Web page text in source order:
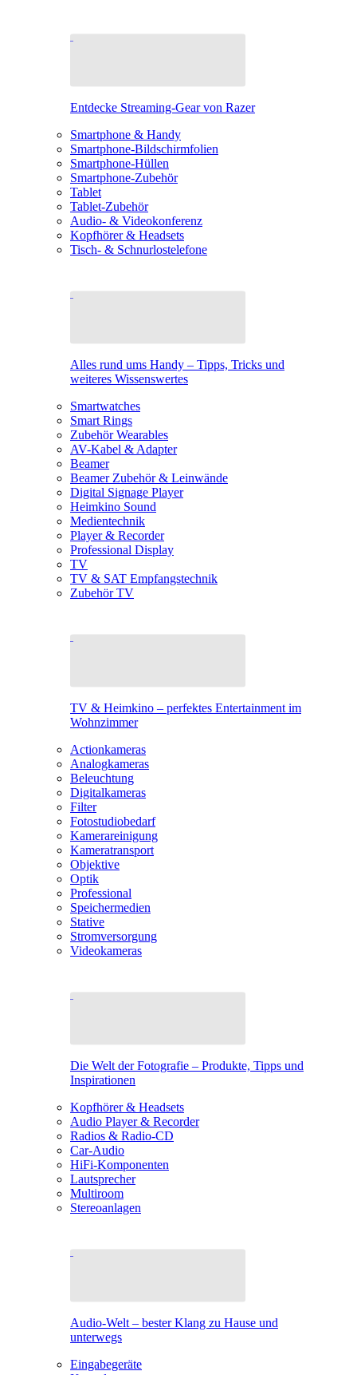
Entdecke Streaming-Gear von Razer
Smartphone & Handy
Smartphone-Bildschirmfolien
Smartphone-Hüllen
Smartphone-Zubehör
Tablet
Tablet-Zubehör
Audio- & Videokonferenz
Kopfhörer & Headsets
Tisch- & Schnurlostelefone
Alles rund ums Handy – Tipps, Tricks und
weiteres Wissenswertes
Smartwatches
Smart Rings
Zubehör Wearables
AV-Kabel & Adapter
Beamer
Beamer Zubehör & Leinwände
Digital Signage Player
Heimkino Sound
Medientechnik
Player & Recorder
Professional Display
TV
TV & SAT Empfangstechnik
Zubehör TV
TV & Heimkino – perfektes Entertainment im
Wohnzimmer
Actionkameras
Analogkameras
Beleuchtung
Digitalkameras
Filter
Fotostudiobedarf
Kamerareinigung
Kameratransport
Objektive
Optik
Professional
Speichermedien
Stative
Stromversorgung
Videokameras
Die Welt der Fotografie – Produkte, Tipps und
Inspirationen
Kopfhörer & Headsets
Audio Player & Recorder
Radios & Radio-CD
Car-Audio
HiFi-Komponenten
Lautsprecher
Multiroom
Stereoanlagen
Audio-Welt – bester Klang zu Hause und
unterwegs
Eingabegeräte